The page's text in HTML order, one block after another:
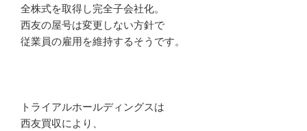
全株式を取得し完全子会社化。
西友の屋号は変更しない方針で
従業員の雇用を維持するそうです。
トライアルホールディングスは
西友買収により、